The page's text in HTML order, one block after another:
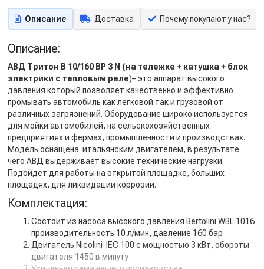
Описание Доставка Почему покупают у нас?
Описание:
АВД Тритон В 10/160 ВР 3 N (на тележке + катушка + блок
электрики с тепловым реле)– это аппарат высокого
давления который позволяет качественно и эффективно
промывать автомобиль как легковой так и грузовой от
различных загрязнений. Оборудование широко используется
для мойки автомобилей, на сельскохозяйственных
предприятиях и фермах, промышленности и производствах.
Модель оснащена итальянским двигателем, в результате
чего АВД выдерживает высокие технические нагрузки.
Подойдет для работы на открытой площадке, больших
площадях, для ликвидации коррозии.
Комплектация:
Состоит из насоса высокого давления Bertolini WBL 1016
производительность 10 л/мин, давление 160 бар
Двигатель Nicolini IEC 100 с мощностью 3 кВт, обороты
двигателя 1450 в минуту